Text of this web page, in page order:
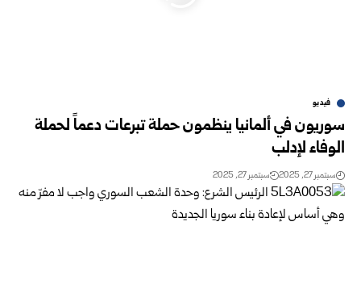
فيديو
سوريون في ألمانيا ينظمون حملة تبرعات دعماً لحملة
الوفاء لإدلب
سبتمبر 27, 2025 سبتمبر 27, 2025